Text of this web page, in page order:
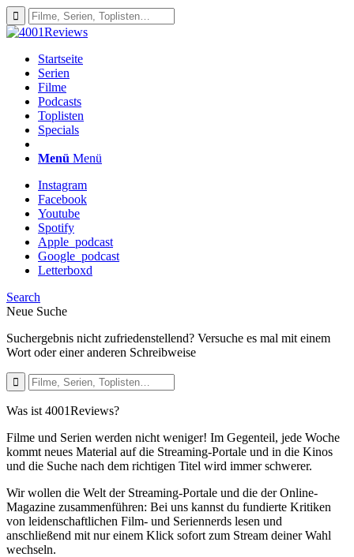
Startseite
Serien
Filme
Podcasts
Toplisten
Specials
Menü Menü
Instagram
Facebook
Youtube
Spotify
Apple_podcast
Google_podcast
Letterboxd
Search
Neue Suche
Suchergebnis nicht zufriedenstellend? Versuche es mal mit einem
Wort oder einer anderen Schreibweise
Was ist 4001Reviews?
Filme und Serien werden nicht weniger! Im Gegenteil, jede Woche
kommt neues Material auf die Streaming-Portale und in die Kinos
und die Suche nach dem richtigen Titel wird immer schwerer.
Wir wollen die Welt der Streaming-Portale und die der Online-
Magazine zusammenführen: Bei uns kannst du fundierte Kritiken
von leidenschaftlichen Film- und Seriennerds lesen und
anschließend mit nur einem Klick sofort zum Stream deiner Wahl
wechseln.